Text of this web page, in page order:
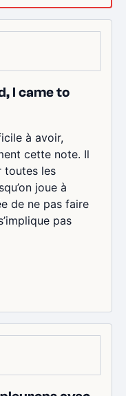
I came to
à avoir,
cette note. Il
toutes les
joue à
de ne pas faire
pas